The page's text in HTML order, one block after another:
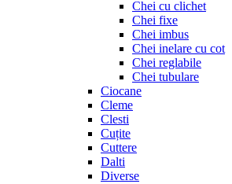
Chei cu clichet
Chei fixe
Chei imbus
Chei inelare cu cot
Chei reglabile
Chei tubulare
Ciocane
Cleme
Clesti
Cuțite
Cuttere
Dalti
Diverse